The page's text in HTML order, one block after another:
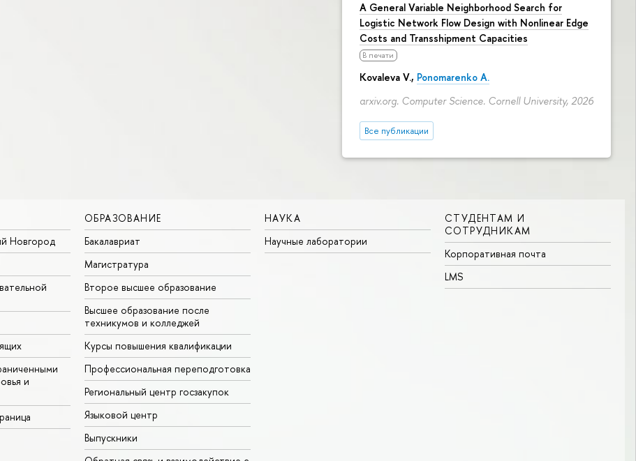
A General Variable Neighborhood Search for
Logistic Network Flow Design with Nonlinear Edge
Costs and Transshipment Capacities
В печати
Kovaleva V., Ponomarenko A.
arxiv.org. Computer Science. Cornell University, 2026
Все публикации
Новгород
и
ОБРАЗОВАНИЕ
Бакалавриат
Магистратура
Второе высшее образование
Высшее образование после
техникумов и колледжей
Курсы повышения квалификации
Профессиональная переподготовка
Региональный центр госзакупок
Языковой центр
Выпускники
НАУКА
Научные лаборатории
СТУДЕНТАМ И
СОТРУДНИКАМ
Корпоративная почта
LMS